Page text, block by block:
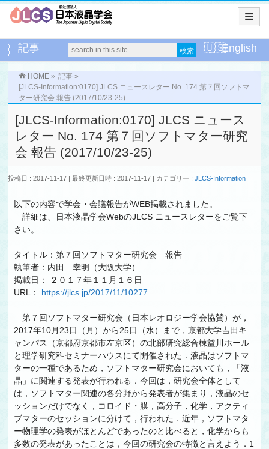
記事 English
HOME » 記事 »
[JLCS-Information:0170] JLCS ニュースレター No. 174 第７回ソフトマ
ター研究会 報告 (2017/10/23-25)
[JLCS-Information:0170] JLCS ニュース
レター No. 174 第７回ソフトマター研究
会 報告 (2017/10/23-25)
投稿日 : 2017-11-17 最終更新日時 : 2017-11-17 カテゴリー :JLCS-Information
以下の内容で学会・会議報告がWEB掲載されました。
詳細は、日本液晶学会WebのJLCS ニュースレターをご覧下
さい。
————–
タイトル：第７回ソフトマター研究会 報告
執筆者：内田 幸明（大阪大学）
掲載日： ２０１７年１１月１６日
URL： https://jlcs.jp/2017/11/10277
————–
第７回ソフトマター研究会（日本レオロジー学会協賛）が，
2017年10月23日（月）から25日（水）まで，京都大学吉田キ
ャンパス（京都府京都市左京区）の北部研究総合棟益川ホール
と理学研究科セミナーハウスにて開催された．液晶はソフトマ
ターの一種であるため，ソフトマター研究会においても，「液
晶」に関連する発表が行われる．今回は，研究会全体として
は，ソフトマター関連の各分野から発表者が集まり，液晶のセ
ッションだけでなく，コロイド・膜，高分子，化学，アクティ
ブマターのセッションに分けて，行われた．近年，ソフトマタ
ー物理学の発表がほとんどであったのと比べると，化学からも
多数の発表があったことは，今回の研究会の特徴と言えよう．1